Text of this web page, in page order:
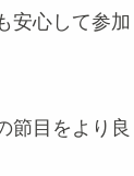
安心して参加
節目をより良